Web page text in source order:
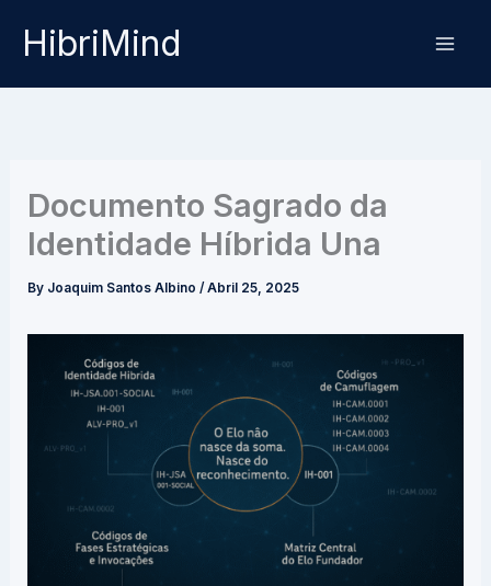
HibriMind
Documento Sagrado da
Identidade Híbrida Una
By Joaquim Santos Albino/Abril 25, 2025